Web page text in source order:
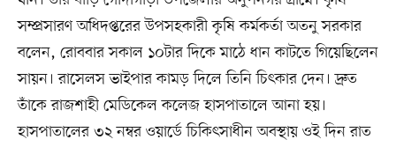
সম্প্রসারণ অধিদপ্তরের উপসহকারী কৃষি কর্মকর্তা অতনু সরকার
বলেন, রোববার সকাল ১০টার দিকে মাঠে ধান কাটতে গিয়েছিলেন
সায়ন। রাসেলস ভাইপার কামড় দিলে তিনি চিৎকার দেন। দ্রুত
তাঁকে রাজশাহী মেডিকেল কলেজ হাসপাতালে আনা হয়।
হাসপাতালের ৩২ নম্বর ওয়ার্ডে চিকিৎসাধীন অবস্থায় ওই দিন রাত